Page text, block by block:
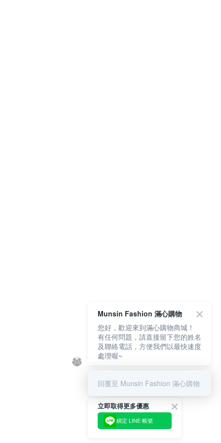
立即取得更多優惠
綁定 LINE 帳號
Munsin Fashion 滿心購物
您好，歡迎來到滿心購物商城！
有任何問題，請直接留下您的姓名
及聯絡電話，方便我們以最快速度
處理喔~
回覆至 Munsin Fashion 滿心購物